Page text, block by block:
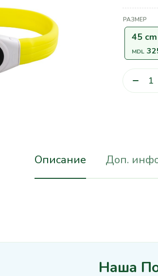
РАЗМЕР
45 cm
MDL
Описание Доп.
Наша